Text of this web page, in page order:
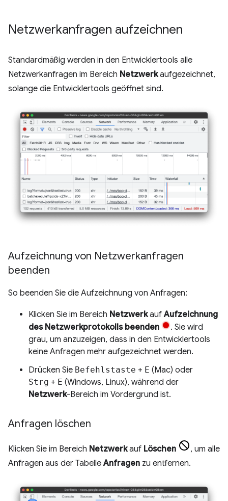
Netzwerkanfragen aufzeichnen
Standardmäßig werden in den Entwicklertools alle
Netzwerkanfragen im Bereich Netzwerkaufgezeichnet,
solange die Entwicklertools geöffnet sind.
Aufzeichnung von Netzwerkanfragen
beenden
So beenden Sie die Aufzeichnung von Anfragen:
Klicken Sie im Bereich NetzwerkaufAufzeichnung
des Netzwerkprotokolls beenden
. Sie wird
grau, um anzuzeigen, dass in den Entwicklertools
keine Anfragen mehr aufgezeichnet werden.
Drücken Sie Befehlstaste + E (Mac) oder
Strg + E (Windows, Linux), während der
Netzwerk-Bereich im Vordergrund ist.
Anfragen löschen
Klicken Sie im Bereich Netzwerkauf Löschen
, um alle
Anfragen aus der TabelleAnfragen zu entfernen.